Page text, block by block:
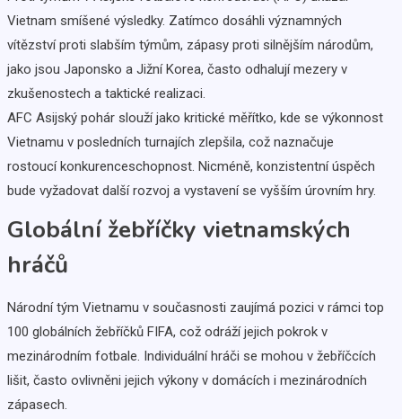
Vietnam smíšené výsledky. Zatímco dosáhli významných
vítězství proti slabším týmům, zápasy proti silnějším národům,
jako jsou Japonsko a Jižní Korea, často odhalují mezery v
zkušenostech a taktické realizaci.
AFC Asijský pohár slouží jako kritické měřítko, kde se výkonnost
Vietnamu v posledních turnajích zlepšila, což naznačuje
rostoucí konkurenceschopnost. Nicméně, konzistentní úspěch
bude vyžadovat další rozvoj a vystavení se vyšším úrovním hry.
Globální žebříčky vietnamských
hráčů
Národní tým Vietnamu v současnosti zaujímá pozici v rámci top
100 globálních žebříčků FIFA, což odráží jejich pokrok v
mezinárodním fotbale. Individuální hráči se mohou v žebříčcích
lišit, často ovlivněni jejich výkony v domácích i mezinárodních
zápasech.